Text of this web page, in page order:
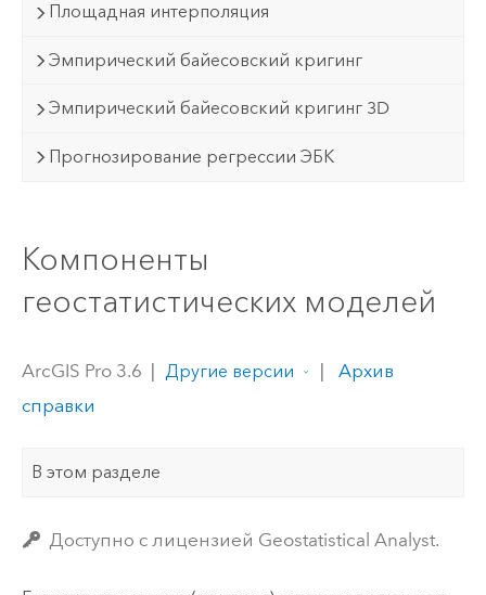
Площадная интерполяция
Эмпирический байесовский кригинг
Эмпирический байесовский кригинг 3D
Прогнозирование регрессии ЭБК
Компоненты
геостатистических моделей
ArcGIS Pro 3.6 | Другие версии |
Архив
справки
В этом разделе
Доступно с лицензией Geostatistical Analyst.